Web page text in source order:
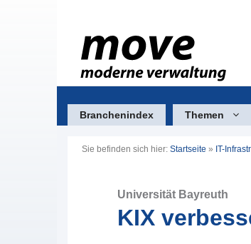
Branchenindex Themen
Sie befinden sich hier: Startseite » IT-
Universität Bayreuth
KIX